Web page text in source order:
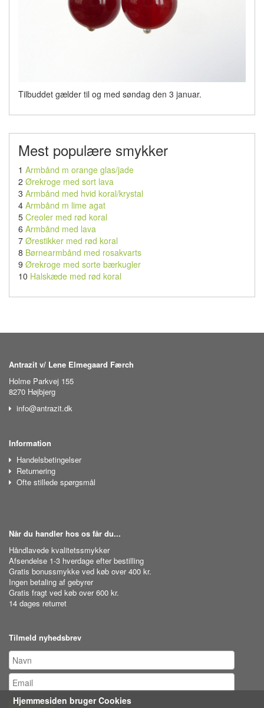
Tilbuddet gælder til og med søndag den 3 januar.
Mest populære smykker
1 Armbånd m orange glas/jade
2 Ørekroge med sort lava
3 Armbånd med hvid koral/krystal
4 Armbånd m lime agat
5 Creoler med rød koral
6 Armbånd med lava
7 Ørestikker med rød koral
8 Børnearmbånd med rosakvarts
9 Ørekroge med sorte bærkugler
10 Halskæde med rød koral
Antrazit v/ Lene Elmegaard Færch
Holme Parkvej 155
8270 Højbjerg
info@antrazit.dk
Information
Handelsbetingelser
Returnering
Ofte stillede spørgsmål
Når du handler hos os får du...
Håndlavede kvalitetssmykker
Afsendelse 1-3 hverdage efter bestilling
Gratis bonussmykke ved køb over 400 kr.
Ingen betaling af gebyrer
Gratis fragt ved køb over 600 kr.
14 dages returret
Tilmeld nyhedsbrev
Hjemmesiden bruger Cookies